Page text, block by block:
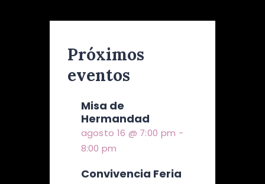
Próximos
eventos
Misa de
Hermandad
agosto 16 @ 7:00 pm -
8:00 pm
Convivencia Feria